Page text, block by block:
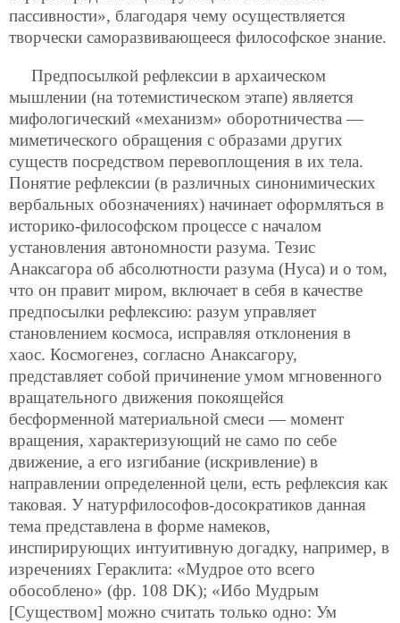
пассивности», благодаря чему осуществляется
творчески саморазвивающееся философское знание.
Предпосылкой рефлексии в архаическом
мышлении (на тотемистическом этапе) является
мифологический «механизм» оборотничества —
миметического обращения с образами других
существ посредством перевоплощения в их тела.
Понятие рефлексии (в различных синонимических
вербальных обозначениях) начинает оформляться в
историко-философском процессе с началом
установления автономности разума. Тезис
Анаксагора об абсолютности разума (Нуса) и о том,
что он правит миром, включает в себя в качестве
предпосылки рефлексию: разум управляет
становлением космоса, исправляя отклонения в
хаос. Космогенез, согласно Анаксагору,
представляет собой причинение умом мгновенного
вращательного движения покоящейся
бесформенной материальной смеси — момент
вращения, характеризующий не само по себе
движение, а его изгибание (искривление) в
направлении определенной цели, есть рефлексия как
таковая. У натурфилософов-досократиков данная
тема представлена в форме намеков,
инспирирующих интуитивную догадку, например, в
изречениях Гераклита: «Мудрое ото всего
обособлено» (фр. 108 DK); «Ибо Мудрым
[Существом] можно считать только одно: Ум